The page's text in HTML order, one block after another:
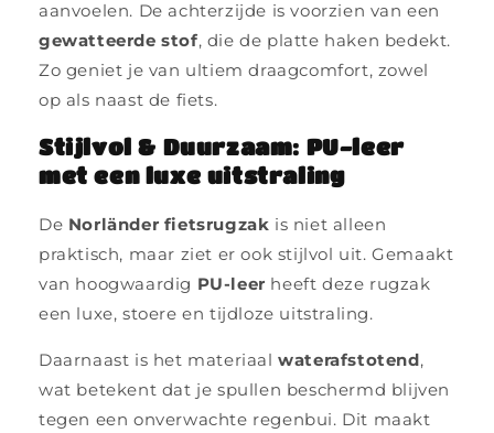
aanvoelen. De achterzijde is voorzien van een
gewatteerde stof, die de platte haken bedekt.
Zo geniet je van ultiem draagcomfort, zowel
op als naast de fiets.
Stijlvol & Duurzaam: PU-leer
met een luxe uitstraling
De Norländer fietsrugzak is niet alleen
praktisch, maar ziet er ook stijlvol uit. Gemaakt
van hoogwaardig PU-leer heeft deze rugzak
een luxe, stoere en tijdloze uitstraling.
Daarnaast is het materiaalwaterafstotend,
wat betekent dat je spullen beschermd blijven
tegen een onverwachte regenbui. Dit maakt